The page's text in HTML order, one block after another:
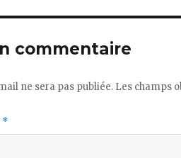
commentaire
ne sera pas publiée. Les champs
*